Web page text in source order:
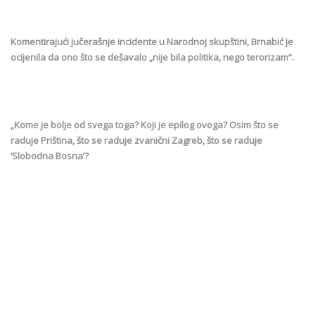
Komentirajući jučerašnje incidente u Narodnoj skupštini, Brnabić je
ocijenila da ono što se dešavalo „nije bila politika, nego terorizam“.
„Kome je bolje od svega toga? Koji je epilog ovoga? Osim što se
raduje Priština, što se raduje zvanični Zagreb, što se raduje
‘Slobodna Bosna’?